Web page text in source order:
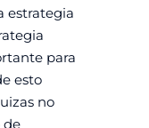
estrategia
para
esto
no
de